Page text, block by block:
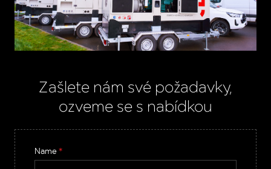
Zašlete nám své požadavky,
ozveme se s nabídkou
Name*